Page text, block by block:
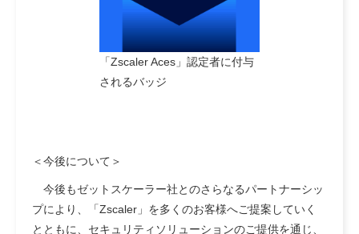
「Zscaler Aces」認定者に付与
されるバッジ
＜今後について＞
今後もゼットスケーラー社とのさらなるパートナーシッ
プにより、「Zscaler」を多くのお客様へご提案していく
とともに、セキュリティソリューションのご提供を通じ、